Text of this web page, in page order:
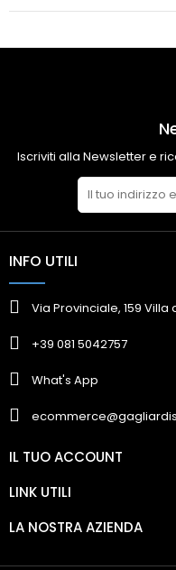
Iscriviti alla Newsletter e
INFO UTILI
Via Provinciale, 159 Villa
+39 081 5042757
What's App
IL TUO ACCOUNT
LINK UTILI
LA NOSTRA AZIENDA